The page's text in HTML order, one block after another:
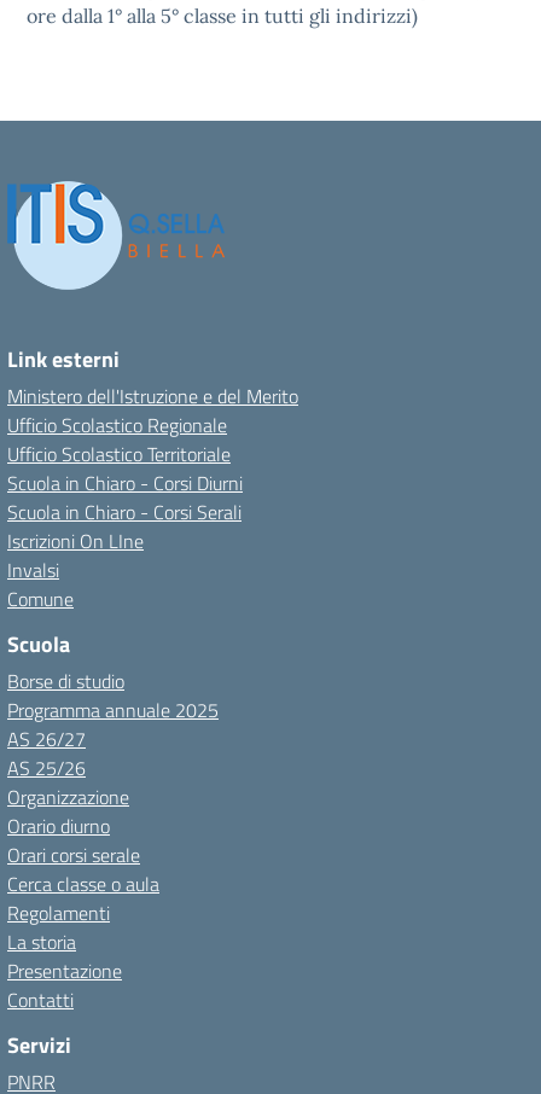
ore dalla 1° alla 5° classe in tutti gli indirizzi)
Link esterni
Ministero dell'Istruzione e del Merito
Ufficio Scolastico Regionale
Ufficio Scolastico Territoriale
Scuola in Chiaro - Corsi Diurni
Scuola in Chiaro - Corsi Serali
Iscrizioni On LIne
Invalsi
Comune
Scuola
Borse di studio
Programma annuale 2025
AS 26/27
AS 25/26
Organizzazione
Orario diurno
Orari corsi serale
Cerca classe o aula
Regolamenti
La storia
Presentazione
Contatti
Servizi
PNRR